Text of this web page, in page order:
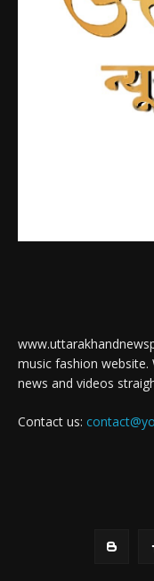
music fashion
news and videos
Contact us: